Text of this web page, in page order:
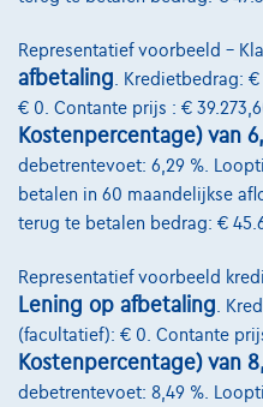
Opel Crossland
1.2 Turbo Ultimate NAVI / FULL
03/2024
68.347 km Benzine
€14.248 1 ✓BTW
€215,14 /maandmet
van€4.489,54
Ontdek het volledige cijfervoorbeeld
SOCO
Representatief voorbeeld –
afbetaling . Kredietbedrag:
€ 0. Contante prijs : €
Kostenpercentage) van
debetrentevoet: 6,29 %.
betalen in 60 maandelijkse
terug te betalen bedrag: €
Representatief voorbeeld
Lening op afbetaling .
(facultatief): € 0. Contante
Kostenpercentage) van
debetrentevoet: 8,49 %.